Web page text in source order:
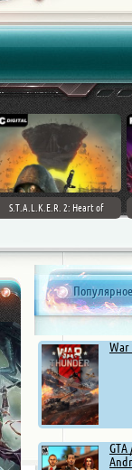
S.T.A.L.K.E.R. 2: Heart of
War